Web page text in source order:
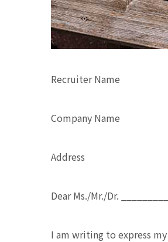
Recruiter Name
Company Name
Address
Dear Ms./Mr./Dr.
I am writing to express